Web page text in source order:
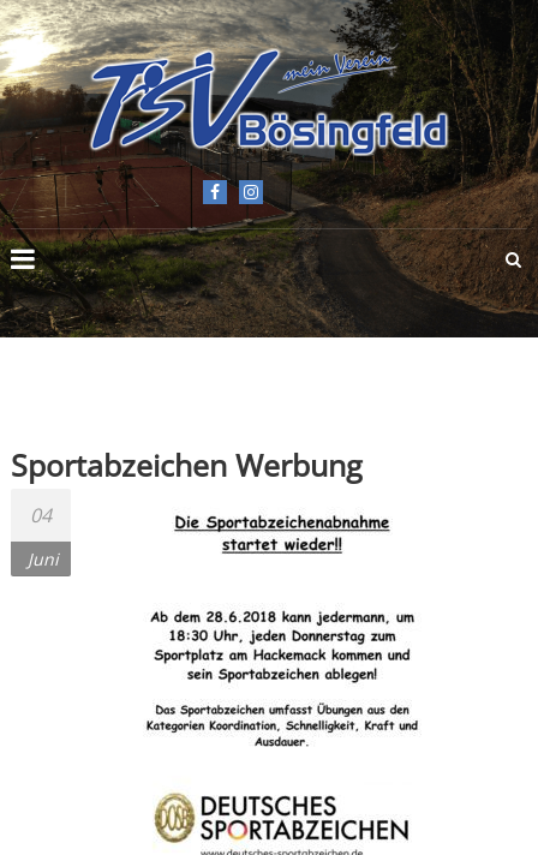
TSV
BÖSINGFELD
E.V.
Sportabzeichen Werbung
04
Juni